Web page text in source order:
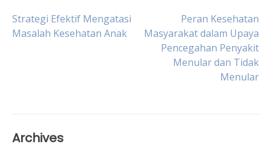
Post
Strategi Efektif Mengatasi
Masalah Kesehatan Anak
Peran Kesehatan
Masyarakat dalam Upaya
Pencegahan Penyakit
Menular dan Tidak
Menular
Archives